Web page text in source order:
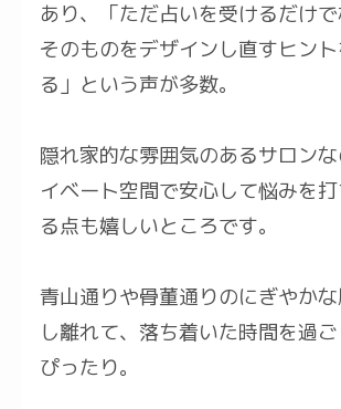
あり、「ただ占いを受けるだけ
そのものをデザインし直すヒン
る」という声が多数。
隠れ家的な雰囲気のあるサロン
イベート空間で安心して悩みを
る点も嬉しいところです。
青山通りや骨董通りのにぎやか
し離れて、落ち着いた時間を過
ぴったり。